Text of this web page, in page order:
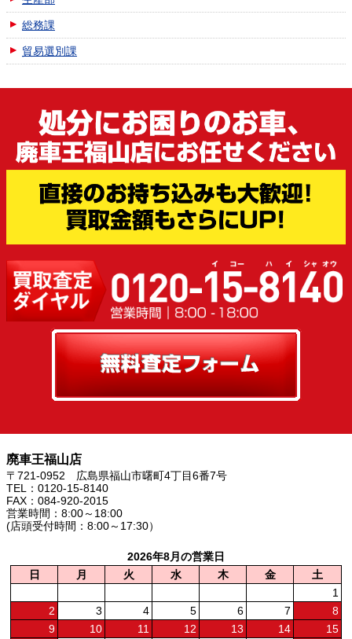
総務課
貿易選別課
廃車王福山店
〒721-0952 広島県福山市曙町4丁目6番7号
TEL：0120-15-8140
FAX：084-920-2015
営業時間：8:00～18:00
(店頭受付時間：8:00～17:30）
2026年8月の営業日
日
月 火 水 木 金
土
1
2
3 4 5 6 7
8
9
10 11 12 13 14
15